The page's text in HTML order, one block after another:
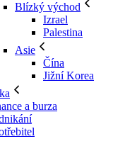
Blízký východ
Izrael
Palestina
Asie
Čína
Jižní Korea
a burza